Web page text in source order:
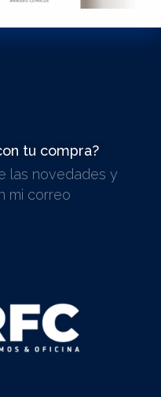
tu compra?
las novedades y
mi correo